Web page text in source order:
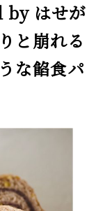
by はせが
と崩れる
な餡食パ